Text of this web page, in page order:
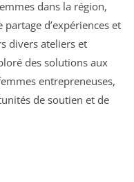
dans la région,
d’expériences et
divers ateliers et
des solutions aux
entrepreneuses,
de soutien et de